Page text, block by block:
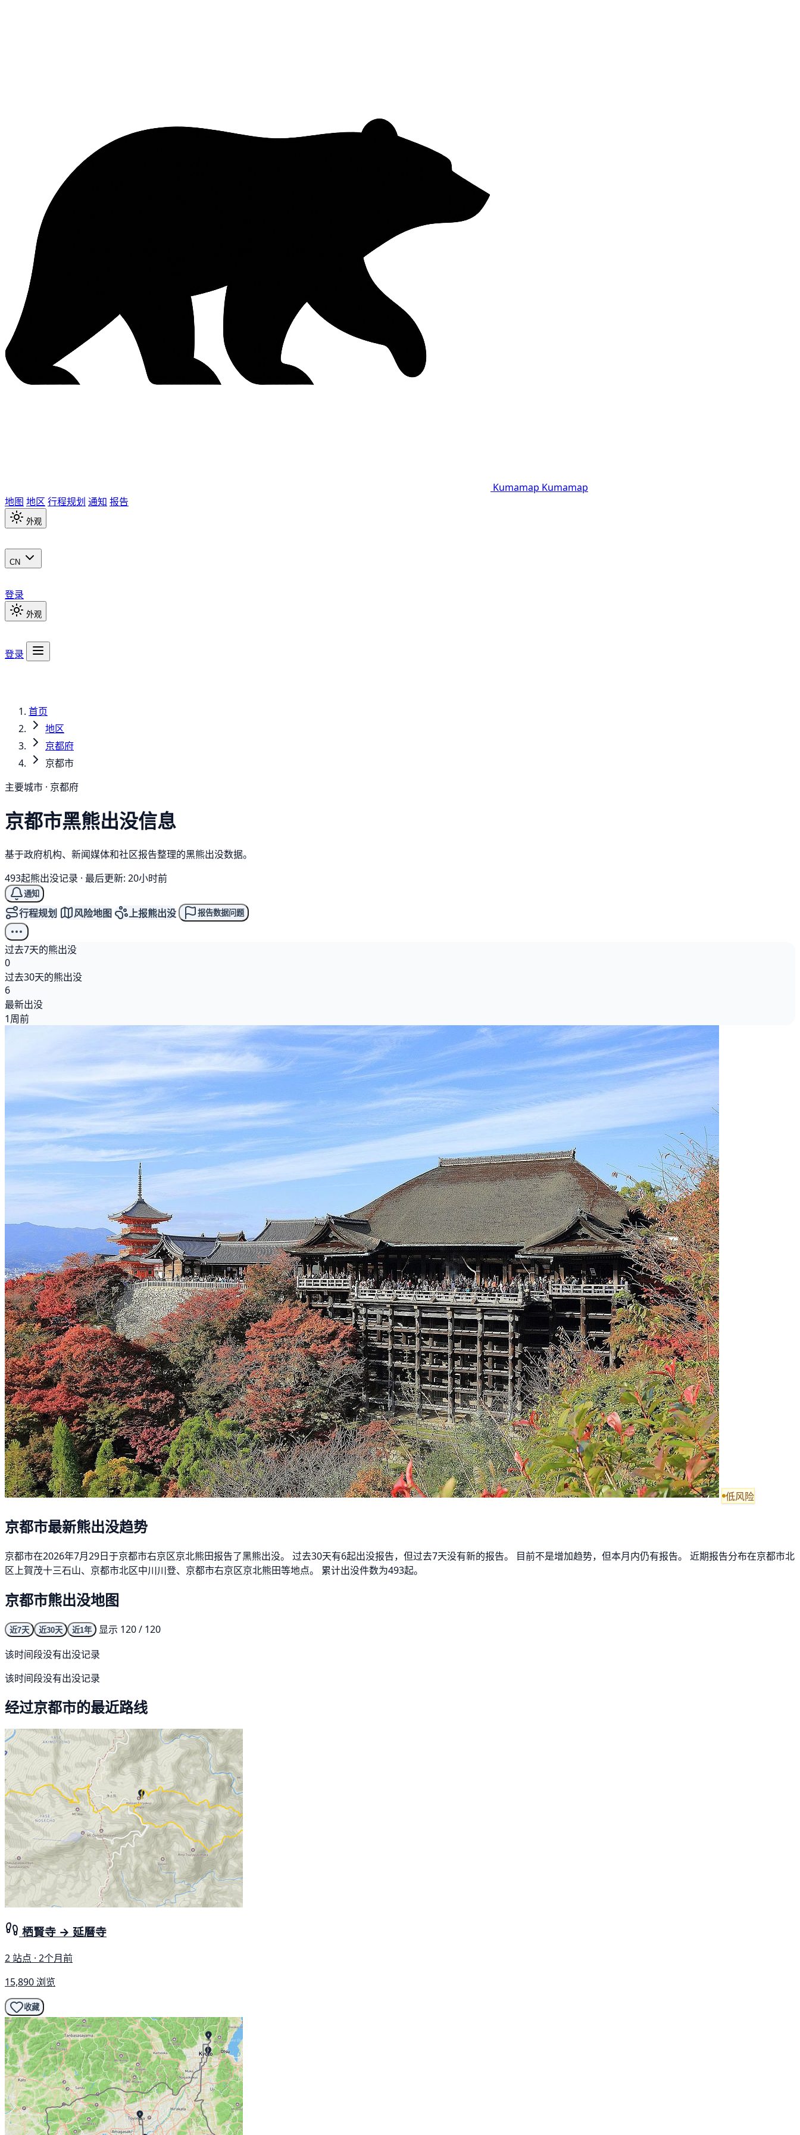
Kumamap Kumamap
地图 地区 行程规划 通知 报告
外观
CN
登录
外观
登录
首页
地区
京都府
京都市
主要城市 · 京都府
京都市黑熊出没信息
基于政府机构、新闻媒体和社区报告整理的黑熊出没数据。
493起熊出没记录 · 最后更新: 20小时前
通知
行程规划 风险地图 上报熊出没 报告数据问题
过去7天的熊出没
0
过去30天的熊出没
6
最新出没
1周前
低风险
京都市最新熊出没趋势
京都市在2026年7月29日于京都市右京区京北熊田报告了黑熊出没。 过去30天有6起出没报告，但过去7天没有新的报告。 目前不是增加趋势，但本月内仍有报告。 近期报告分布在京都市北
区上賀茂十三石山、京都市北区中川川登、京都市右京区京北熊田等地点。 累计出没件数为493起。
京都市熊出没地图
近7天 近30天 近1年
显示 120 / 120
该时间段没有出没记录
该时间段没有出没记录
经过京都市的最近路线
栖賢寺 → 延曆寺
2 站点 · 2个月前
15,890 浏览
收藏